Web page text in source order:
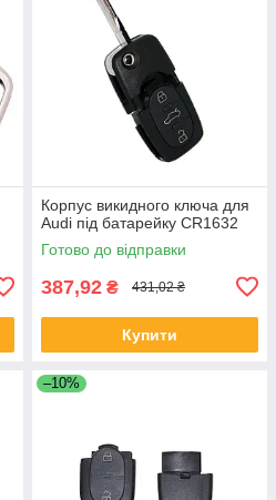
Корпус викидного ключа для
Audi під батарейку CR1632
Готово до відправки
387,92 ₴ 431,02 ₴
Купити
–10%